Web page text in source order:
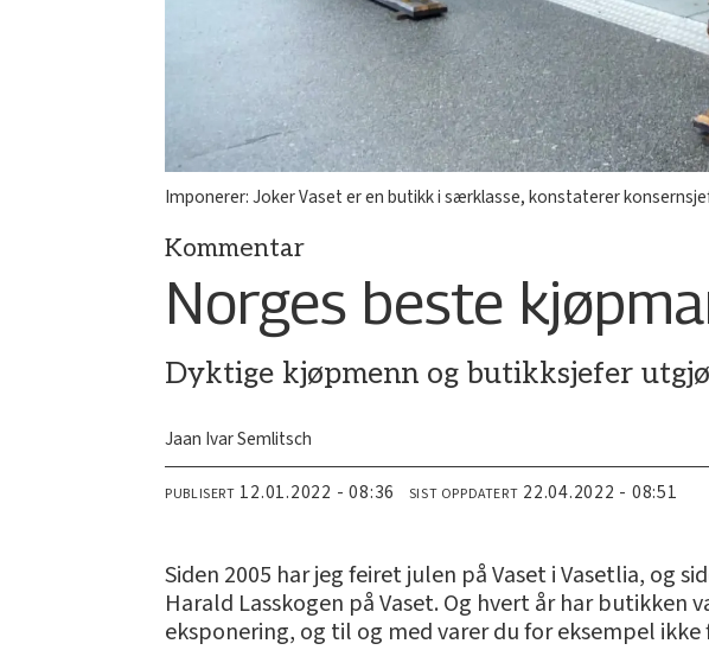
Imponerer: Joker Vaset er en butikk i særklasse, konstaterer
Kommentar
Norges beste
Dyktige kjøpmenn og butikksjefer
Jaan Ivar Semlitsch
PUBLISERT 12.01.2022 - 08:36 SIST OPPDATERT 22.04.2022 - 08:51
Siden 2005 har jeg feiret julen på Vaset i Vasetlia, og
Harald Lasskogen på Vaset. Og hvert år har
eksponering, og til og med varer du for eksempel ikke